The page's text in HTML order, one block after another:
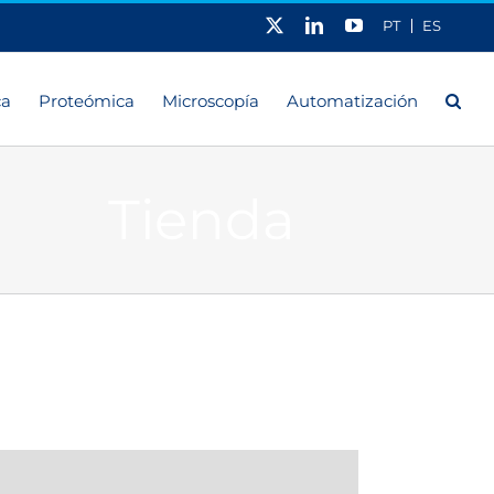
PT ES
LinkedInYouTube
Proteómica Microscopía Automatización